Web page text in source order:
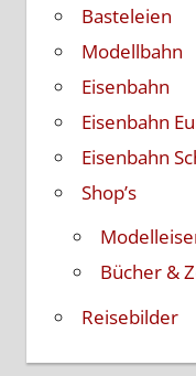
Basteleien
Modellbahn
Eisenbahn
Eisenbahn
Eisenbahn
Shop’s
Bücher &
Reisebilder